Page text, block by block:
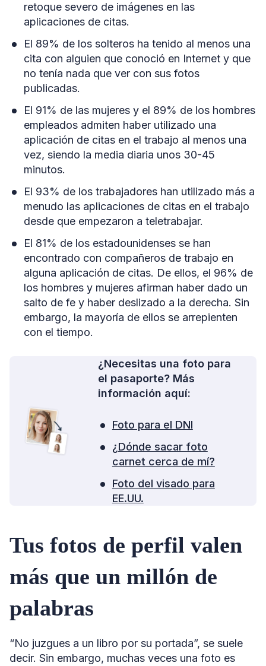
retoque severo de imágenes en las
aplicaciones de citas.
El 89% de los solteros ha tenido al menos una
cita con alguien que conoció en Internet y que
no tenía nada que ver con sus fotos
publicadas.
El 91% de las mujeres y el 89% de los hombres
empleados admiten haber utilizado una
aplicación de citas en el trabajo al menos una
vez, siendo la media diaria unos 30-45
minutos.
El 93% de los trabajadores han utilizado más a
menudo las aplicaciones de citas en el trabajo
desde que empezaron a teletrabajar.
El 81% de los estadounidenses se han
encontrado con compañeros de trabajo en
alguna aplicación de citas. De ellos, el 96% de
los hombres y mujeres afirman haber dado un
salto de fe y haber deslizado a la derecha. Sin
embargo, la mayoría de ellos se arrepienten
con el tiempo.
¿Necesitas una foto para
el pasaporte? Más
información aquí:
Foto para el DNI
¿Dónde sacar foto
carnet cerca de mí?
Foto del visado para
EE.UU.
Tus fotos de perfil valen
más que un millón de
palabras
“No juzgues a un libro por su portada”, se suele
decir. Sin embargo, muchas veces una foto es